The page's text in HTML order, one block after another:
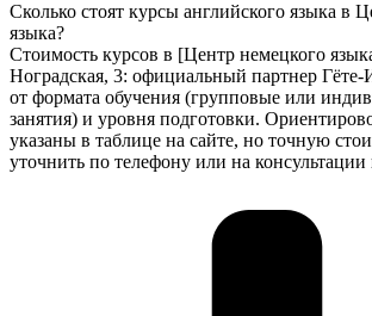
Сколько стоят курсы английского языка в
языка?
Стоимость курсов в [Центр немецкого
Ноградская, 3: официальный партнер Гёте-
от формата обучения (групповые или
занятия) и уровня подготовки.
указаны в таблице на сайте, но точную
уточнить по телефону или на консультации